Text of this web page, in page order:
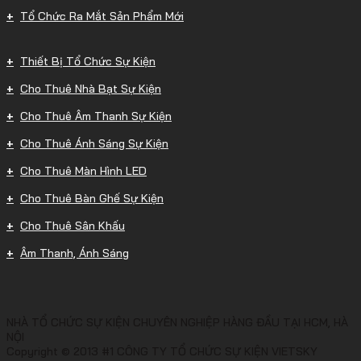
Tổ Chức Ra Mắt Sản Phẩm Mới
Thiết Bị Tổ Chức Sự Kiện
Cho Thuê Nhà Bạt Sự Kiện
Cho Thuê Âm Thanh Sự Kiện
Cho Thuê Ánh Sáng Sự Kiện
Cho Thuê Màn Hình LED
Cho Thuê Bàn Ghế Sự Kiện
Cho Thuê Sân Khấu
Âm Thanh, Ánh Sáng